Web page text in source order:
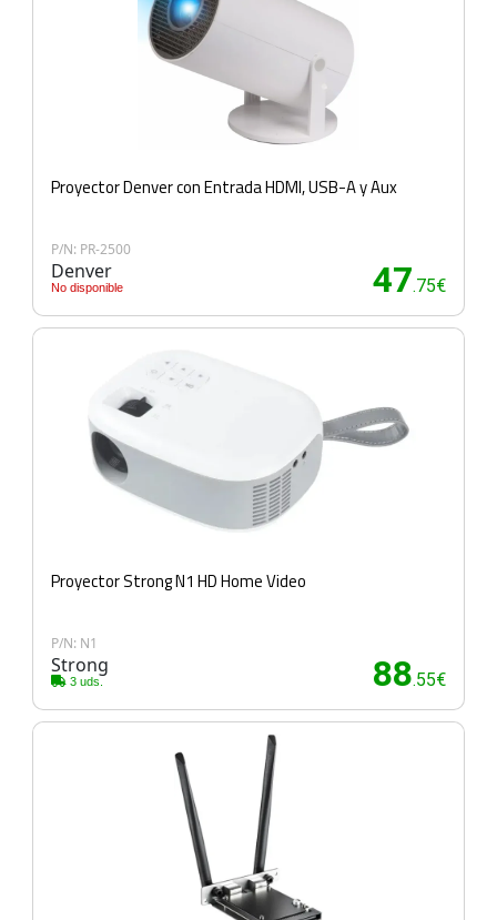
Proyector Denver con Entrada HDMI, USB-A y Aux
P/N: PR-2500
Denver
No disponible 47.75€
Proyector Strong N1 HD Home Video
P/N: N1
Strong
3 uds. 88.55€